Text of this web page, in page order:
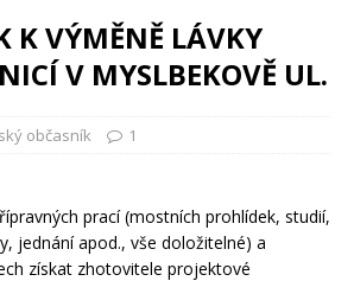
K VÝMĚNĚ LÁVKY
V MYSLBEKOVĚ UL.
občasník 1
prací (mostních prohlídek, studií,
jednání apod., vše doložitelné) a
získat zhotovitele projektové